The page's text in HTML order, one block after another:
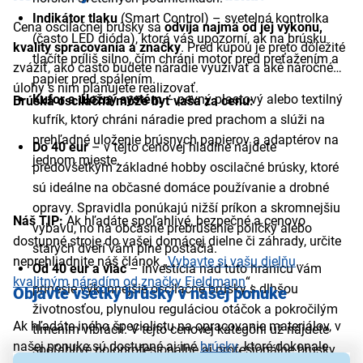
Indikátor tlaku (Smart Control) – svetelná kontrolka
(často LED dióda), ktorá vás upozorní, ak na brúsku
tlačíte príliš silno, čím chráni motor pred preťažením a
papier pred spálením.
Kufor a úložný systém– pevný plastový alebo textilný
kufrík, ktorý chráni náradie pred prachom a slúži na
prehľadné uloženie brúsnych papierov a adaptérov na
jednom mieste.
Cena oscilačnej brúsky sa odvíja najmä od jej výkonu,
kvality spracovania a značky. Pred kúpou je preto dôležité
zvážiť, ako často budete náradie využívať a aké náročné
úlohy s ním plánujete realizovať.
Brúska oscilačná môže byť vaša za cenu:
Do 40 eur– v tejto cenovej hladine nájdete
predovšetkým základné hobby oscilačné brúsky, ktoré
sú ideálne na občasné domáce používanie a drobné
opravy. Spravidla ponúkajú nižší príkon a skromnejšiu
výbavu, no na občasné prebrúsenie poličky alebo
starých dverí vám plne postačia.
Od 40 eur a viac– investícia nad túto hranicu vám
prinesie výkonnejšie oscilačné brúsky s dlhšou
životnosťou, plynulou reguláciou otáčok a pokročilým
tlmením vibrácií. V tejto cenovej kategórii už nájdete
spoľahlivé poloprofesionálne aj profesionálne brúsky
Náš TIP: Ak hľadáte spoľahlivé, bezpečné a cenovo
dostupné stroje do vašej domácej dielne či záhrady, určite
neprehliadnite náš článok „Vybavte si vašu dielňu
kvalitným náradím od značky Fieldmann“.
Objavte všetky brúsky v našej ponuke
Ak hľadáte iného špecialistu na opracovanie materiálov, v
našej ponuke sú dostupné aj iné brúsky, ktoré dokonale